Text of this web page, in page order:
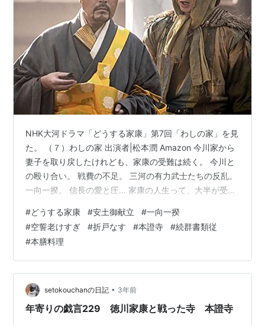
NHK大河ドラマ「どうする家康」第7回「わしの家」を見
た。 （７）わしの家 出演者|松本潤 Amazon 今川家から
妻子を取り戻したけれども、家康の受難は続く。 今川と
の殴り合い。 戦費の不足。 三河の有力武士たちの反乱。
一向一揆。 信長の愛と圧… 家康の人生って、大半が受難
畳み掛けるように試練が襲ってくる様子を見せられる
と、つくづく気の毒になってくる。 もっとも戦国時代で
本当に大変だったのは、歴史に名前の残らない民衆だっ
たはずだ。 不作続きなのに重い年貢を取られて、戦争に
なれば荷運びなどの強制労働にも駆り出されるというの
では、まともに暮らせ…
#どうする家康 #安土御献立 #一向一揆
#空誓老けすぎ #折戸なす #本證寺 #続群書類従
#本膳料理
setokouchanの日記 • 3年前
年寄りの戯言229 徳川家康と戦った寺 本證寺